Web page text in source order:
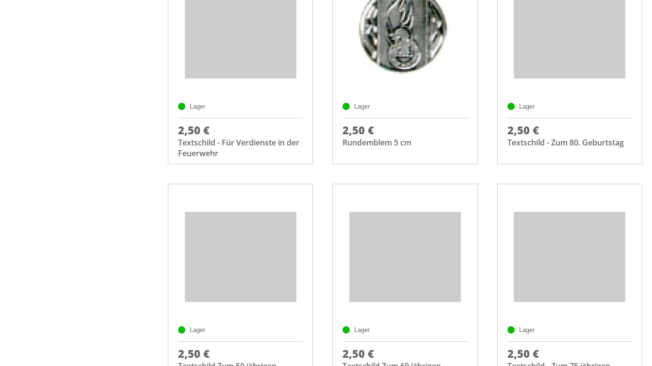
Lager
2,50 €
Textschild - Für Verdienste in der
Feuerwehr
Lager
2,50 €
Rundemblem 5 cm
Lager
2,50 €
Textschild - Zum 80. Geburtstag
Lager
2,50 €
Lager
2,50 €
Lager
2,50 €